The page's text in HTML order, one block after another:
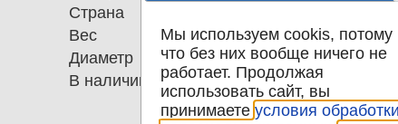
Страна
Вес
255.00
Диаметр
0.00
В наличии
Преодоление развода
Мы используем cookis, потому
что без них вообще ничего не
работает. Продолжая
использовать сайт, вы
принимаете условия обработки